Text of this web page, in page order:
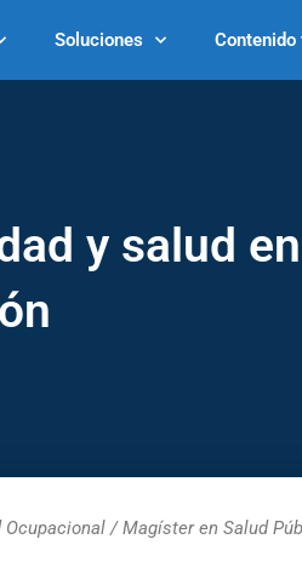
Soluciones
y salud
/ Magíster en Salud